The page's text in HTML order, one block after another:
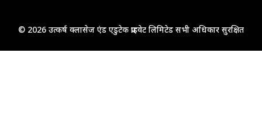
© 2026 उत्कर्ष क्लासेज एंड एडुटेक प्राइवेट लिमिटेड सभी अधिकार सुरक्षित